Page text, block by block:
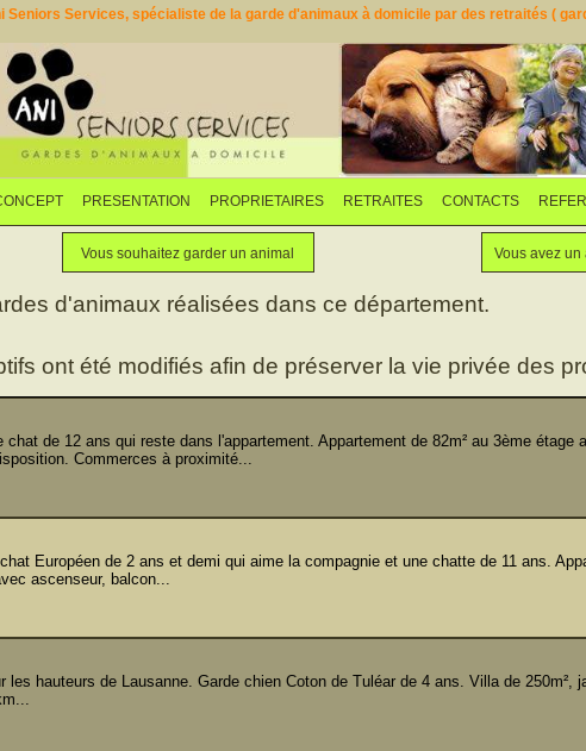
Seniors Services, spécialiste de la garde d'animaux à domicile par des retraités (
PRESENTATION PROPRIETAIRES
Faites garder votre animal
RETRAITES
Vous souhaitez garder un animal
CONTACTS
Vous souhaitez garder un animal Vous avez
d'animaux réalisées dans ce département.
ont été modifiés afin de préserver la vie privée des
chat de 12 ans qui reste dans l'appartement. Appartement de 82m² au 3ème étage
Commerces à proximité...
Européen de 2 ans et demi qui aime la compagnie et une chatte de 11 ans.
ascenseur, balcon...
les hauteurs de Lausanne. Garde chien Coton de Tuléar de 4 ans. Villa de 250m²,